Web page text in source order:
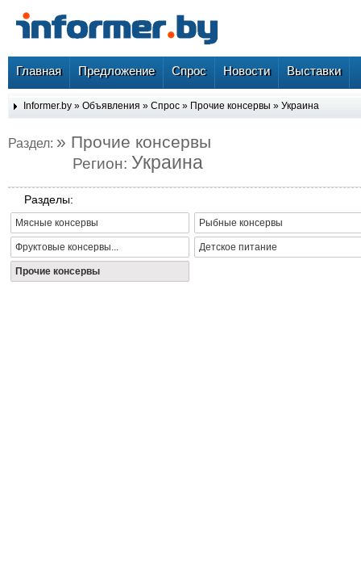
Главная Предложение Спрос Новости Выставки
Informer.by » Объявления » Спрос » Прочие консервы » Украина
Раздел: » Прочие консервы
Регион: Украина
Разделы:
Мясные консервы Рыбные консервы
Фруктовые консервы... Детское питание
Прочие консервы